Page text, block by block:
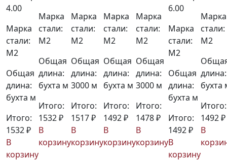
4.00
Марка
стали:
М2
Общая
длина:
бухта м
Итого:
1532 ₽
В
корзину
Марка
стали:
М2
Общая
длина:
бухта м
Итого:
1532 ₽
В
корзину
Марка
стали:
М2
Общая
длина:
3000 м
Итого:
1517 ₽
В
корзину
Марка
стали:
М2
Общая
длина:
бухта м
Итого:
1492 ₽
В
корзину
Марка
стали:
М2
Общая
длина:
3000 м
Итого:
1478 ₽
В
корзину
6.00
Марка
стали:
М2
Общая
длина:
бухта м
Итого:
1492 ₽
В
корзину
Марка
стали:
М2
длина:
бухта
Итого:
1492 ₽
В